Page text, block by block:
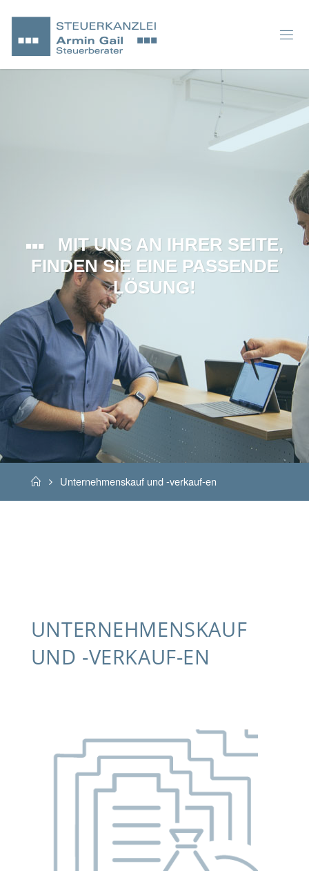
MIT UNS AN IHRER SEITE,
FINDEN SIE EINE PASSENDE
LÖSUNG!
HomeUnternehmenskauf und -verkauf-en
UNTERNEHMENSKAUF
UND -VERKAUF-EN